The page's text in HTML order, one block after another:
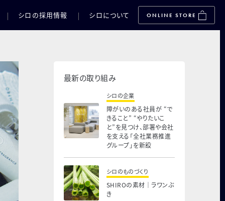
シロの採用情報 シロについて ONLINE STORE
最新の取り組み
シロの企業
障がいのある社員が “で
きること” “やりたいこ
と”を見つけ、部署や会社
を支える「全社業務推進
グループ」を新設
シロのものづくり
SHIROの素材｜ラワンぶ
き